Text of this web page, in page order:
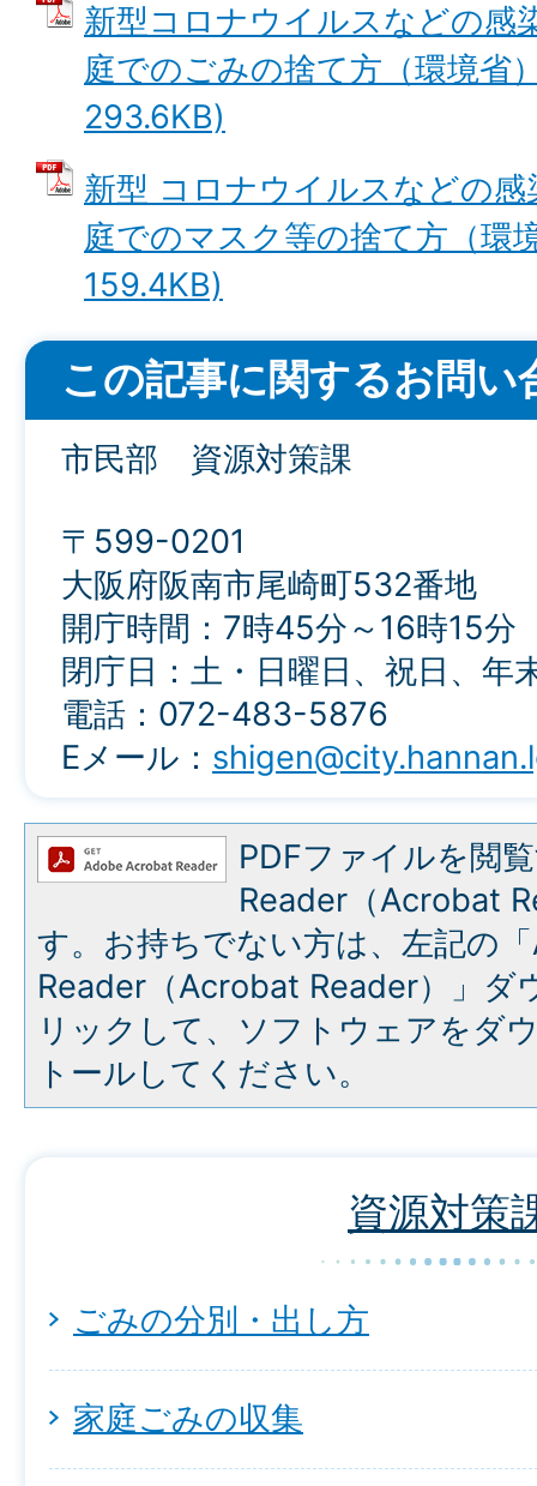
新型コロナウイルスなどの感
庭でのごみの捨て方（環境省
293.6KB)
新型 コロナウイルスなどの
庭でのマスク等の捨て方（環
159.4KB)
この記事に関するお問い
市民部 資源対策課
〒599-0201
大阪府阪南市尾崎町532番地
開庁時間：7時45分～16時15分
閉庁日：土・日曜日、祝日、年
電話：072-483-5876
Eメール：
PDFファイルを閲
Reader（Acrobat
す。お持ちでない方は、左記の
Reader（Acrobat Reader）」ダ
リックして、ソフトウェアをダ
トールしてください。
資源対策
ごみの分別・出し方
家庭ごみの収集